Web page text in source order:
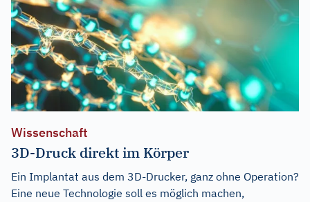
Wissenschaft
3D-Druck direkt im Körper
Ein Implantat aus dem 3D-Drucker, ganz ohne Operation?
Eine neue Technologie soll es möglich machen,